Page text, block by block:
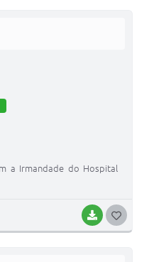
BAIXAR
a Irmandade do Hospital